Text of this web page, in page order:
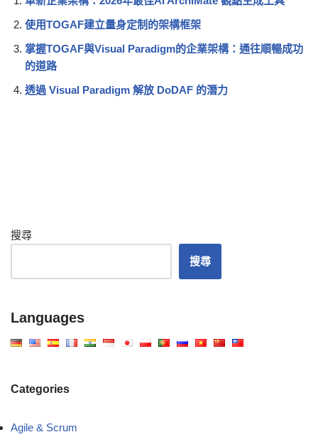
使用TOGAF建立量身定制的架構框架
掌握TOGAF與Visual Paradigm的企業架構：通往順暢成功
的道路
透過 Visual Paradigm 解放 DoDAF 的潛力
搜尋
搜尋
Languages
Categories
Agile & Scrum